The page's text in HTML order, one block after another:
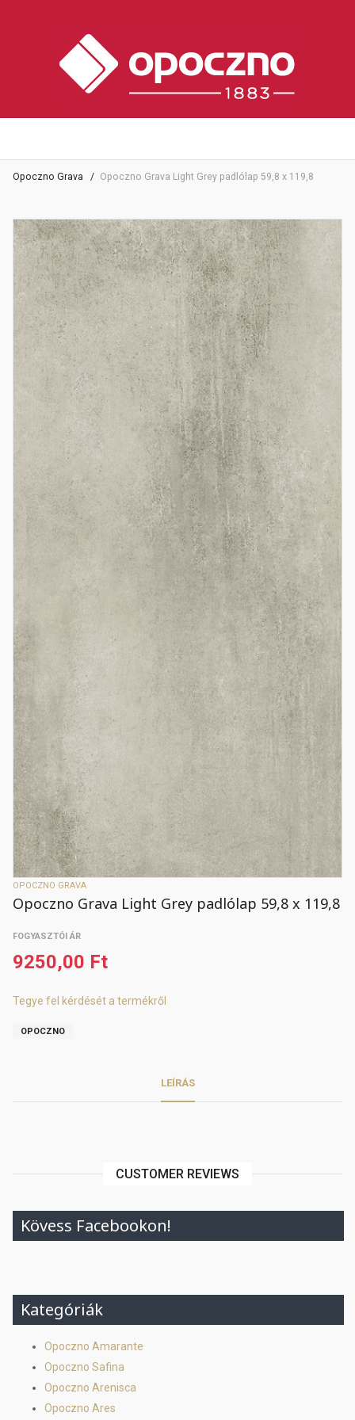
Opoczno Grava Opoczno Grava Light Grey padlólap 59,8 x 119,8
OPOCZNO GRAVA
Opoczno Grava Light Grey padlólap 59,8 x 119,8
FOGYASZTÓI ÁR
9250,00 Ft
Tegye fel kérdését a termékről
OPOCZNO
LEÍRÁS
CUSTOMER REVIEWS
Kövess Facebookon!
Kategóriák
Opoczno Amarante
Opoczno Safina
Opoczno Arenisca
Opoczno Ares